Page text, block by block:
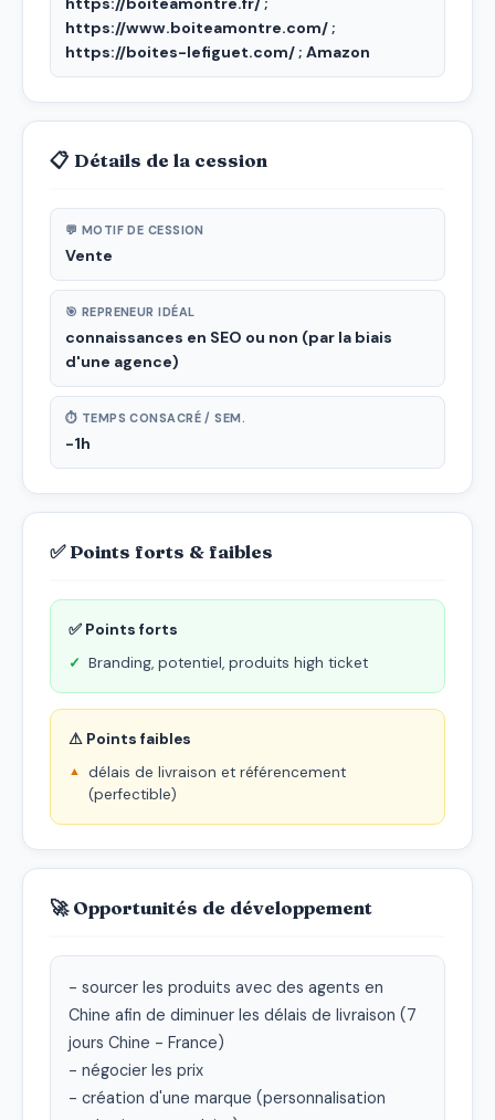
https://www.boiteamontre.com/ ;
https://boites-lefiguet.com/ ; Amazon
📋 Détails de la cession
💬 MOTIF DE CESSION
Vente
🎯 REPRENEUR IDÉAL
connaissances en SEO ou non (par la biais
d'une agence)
⏱ TEMPS CONSACRÉ / SEM.
-1h
✅ Points forts & faibles
✅ Points forts
Branding, potentiel, produits high ticket
⚠ Points faibles
délais de livraison et référencement
(perfectible)
🚀 Opportunités de développement
- sourcer les produits avec des agents en
Chine afin de diminuer les délais de livraison (7
jours Chine - France)
- négocier les prix
- création d'une marque (personnalisation